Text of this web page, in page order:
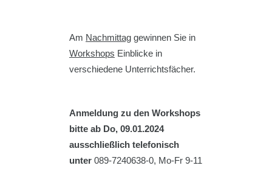
Am Nachmittag gewinnen Sie in
Workshops Einblicke in
verschiedene Unterrichtsfächer.
Anmeldung zu den Workshops
bitte ab Do, 09.01.2024
ausschließlich telefonisch
unter 089-7240638-0, Mo-Fr 9-11